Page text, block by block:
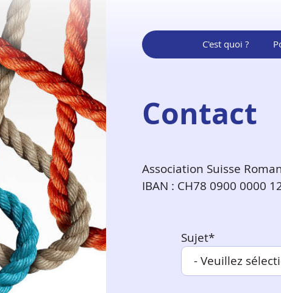
C'est quoi ?
Contact
Association Suisse
IBAN : CH78 0900 0000
Sujet*